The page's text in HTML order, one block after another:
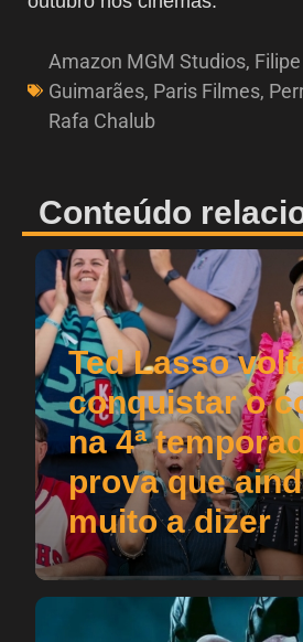
Amazon MGM Studios,
Guimarães, Paris Filmes,
Rafa Chalub
Conteúdo
Ted Lasso
conquistar o
na 4ª
prova que
muito a dizer